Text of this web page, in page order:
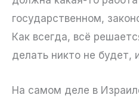
государственном,
Как всегда, всё
делать никто не будет,
На самом деле в